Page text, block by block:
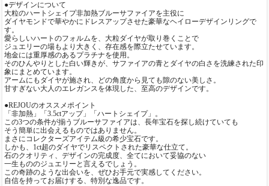
●デザインについて
大粒のハートシェイプ非加熱ブルーサファイアを主役に
ダイヤモンドで華やかにドレスアップさせた豪華なヘイローデザインリングで
す。
愛らしいハートのフォルムを、大粒ダイヤが取り巻くことで
ジュエリーの場もより大きく、存在感を際立たせています。
地金には重厚感のあるプラチナを使用。
そのひんやりとした白い輝きが、サファイアの青とダイヤの白さを洗練された印
象にまとめています。
アームにもダイヤが施され、どの角度から見ても隙のない美しさ。
甘すぎない大人のエレガンスを体現した、至高のデザインです。
●REJOUのオススメポイント
「非加熱」「3.5ctアップ」「ハートシェイプ」。
この3つの条件が揃うブルーサファイアは、長年宝石を探し続けていても
そう簡単に出会えるものではありません。
まさにコレクターズアイテム級の希少宝石です。
しかも、1ct超のダイヤでリスペクトされた豪華な仕立て。
石のクオリティ、デザインの完成度、全てにおいて妥協のない
一生もののジュエリーと言えるでしょう。
この奇跡のような出会いを、ぜひお手元で実感してください。
自信を持ってお届けする、特別な逸品です。